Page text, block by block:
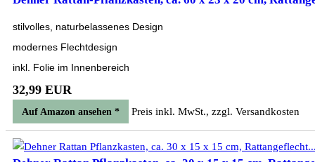
stilvolles, naturbelassenes Design
modernes Flechtdesign
inkl. Folie im Innenbereich
32,99 EUR
Auf Amazon ansehen * Preis inkl. MwSt., zzgl. Versandkosten